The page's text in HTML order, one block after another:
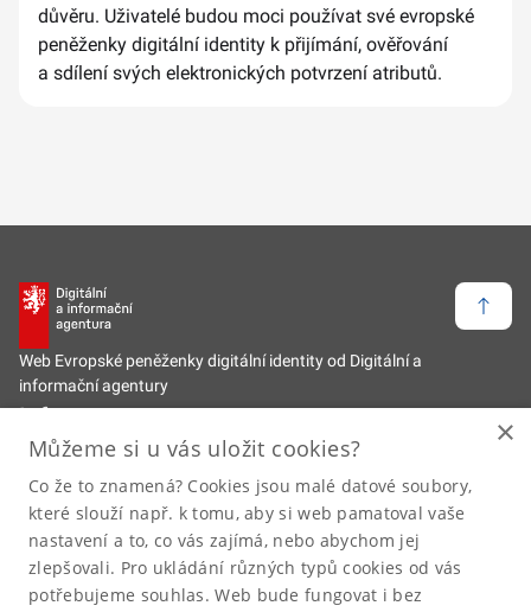
důvěru. Uživatelé budou moci používat své evropské
peněženky digitální identity k přijímání, ověřování
a sdílení svých elektronických potvrzení atributů.
Web Evropské peněženky digitální identity od Digitální a
informační agentury
Informace
Zpět na hlavní web
Odkazy
Prohlášení o přístupnosti
Prohlášení o zpracování osobních údajů
Zpět
×
Můžeme si u vás uložit cookies?
Co že to znamená? Cookies jsou malé datové soubory,
které slouží např. k tomu, aby si web pamatoval vaše
nastavení a to, co vás zajímá, nebo abychom jej
zlepšovali. Pro ukládání různých typů cookies od vás
potřebujeme souhlas. Web bude fungovat i bez